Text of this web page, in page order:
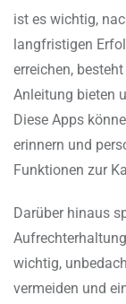
ist es wichtig,
langfristigen
erreichen,
Anleitung bieten
Diese Apps
erinnern und
Funktionen zur
Darüber hinaus
wichtig,
vermeiden und